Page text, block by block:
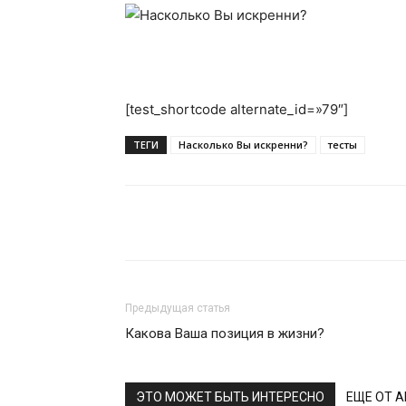
[test_shortcode alternate_id=»79″]
ТЕГИ Насколько Вы искренни? тесты
Предыдущая статья
Какова Ваша позиция в жизни?
ЭТО МОЖЕТ БЫТЬ ИНТЕРЕСНО ЕЩЕ ОТ